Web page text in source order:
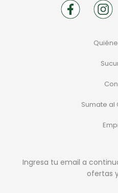
Sumate al
Ingresa tu email a
ofertas